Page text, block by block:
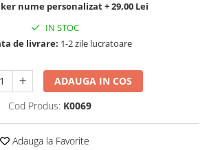
nume personalizat + 29,00 Lei
IN STOC
de livrare: 1-2 zile lucratoare
ADAUGA IN COS
Cod Produs: K0069
Adauga la Favorite